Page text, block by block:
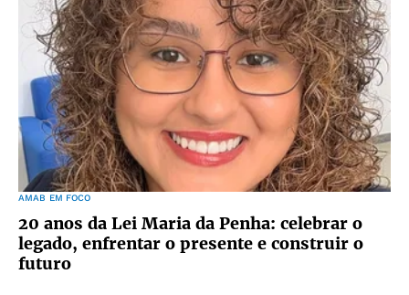
AMAB EM FOCO
20 anos da Lei Maria da Penha: celebrar o
legado, enfrentar o presente e construir o
futuro